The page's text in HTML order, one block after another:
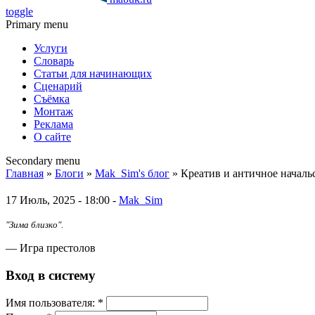
toggle
Primary menu
Услуги
Словарь
Статьи для начинающих
Сценарий
Съёмка
Монтаж
Реклама
О сайте
Secondary menu
Главная » Блоги » Mak_Sim's блог » Креатив и античное
17 Июль, 2025 - 18:00 - Mak_Sim
"Зима близко".
— Игра престолов
Вход в систему
Имя пoльзовaтeля: *